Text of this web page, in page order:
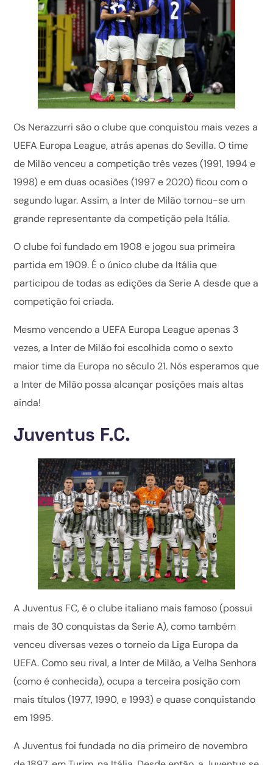
Os Nerazzurri são o clube que conquistou mais vezes a
UEFA Europa League, atrás apenas do Sevilla. O time
de Milão venceu a competição três vezes (1991, 1994 e
1998) e em duas ocasiões (1997 e 2020) ficou com o
segundo lugar. Assim, a Inter de Milão tornou-se um
grande representante da competição pela Itália.
O clube foi fundado em 1908 e jogou sua primeira
partida em 1909. É o único clube da Itália que
participou de todas as edições da Serie A desde que a
competição foi criada.
Mesmo vencendo a UEFA Europa League apenas 3
vezes, a Inter de Milão foi escolhida como o sexto
maior time da Europa no século 21. Nós esperamos que
a Inter de Milão possa alcançar posições mais altas
ainda!
Juventus F.C.
A Juventus FC, é o clube italiano mais famoso (possui
mais de 30 conquistas da Serie A), como também
venceu diversas vezes o torneio da Liga Europa da
UEFA. Como seu rival, a Inter de Milão, a Velha Senhora
(como é conhecida), ocupa a terceira posição com
mais títulos (1977, 1990, e 1993) e quase conquistando
em 1995.
A Juventus foi fundada no dia primeiro de novembro